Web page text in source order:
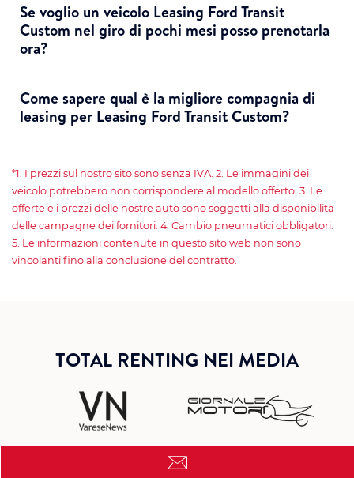
Se voglio un veicolo Leasing Ford Transit
Custom nel giro di pochi mesi posso prenotarla
ora?
Come sapere qual è la migliore compagnia di
leasing per Leasing Ford Transit Custom?
*1. I prezzi sul nostro sito sono senza IVA. 2. Le immagini dei
veicolo potrebbero non corrispondere al modello offerto. 3. Le
offerte e i prezzi delle nostre auto sono soggetti alla disponibilità
delle campagne dei fornitori. 4. Cambio pneumatici obbligatori.
5. Le informazioni contenute in questo sito web non sono
vincolanti fino alla conclusione del contratto.
TOTAL RENTING NEI MEDIA